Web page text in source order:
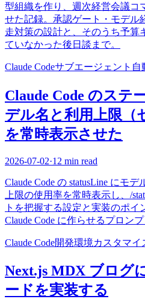
型組織を作り、週次経営会議コ
せた記録。承認ゲート・モデル
走対策の設計と、そのうち予算
ていなかった後日談まで。
Claude Codeサブエージェント 自
Claude Code のステ
デル名と利用上限（
を常時表示させた
2026-07-02·12 min read
Claude Code の statusLine にモ
上限の使用率を常時表示し、/
トを把握する設定と実装のポ
Claude Code に作らせるプロンプ
Claude Code開発環境カスタマイ
Next.js MDX ブログ
ードを実装する